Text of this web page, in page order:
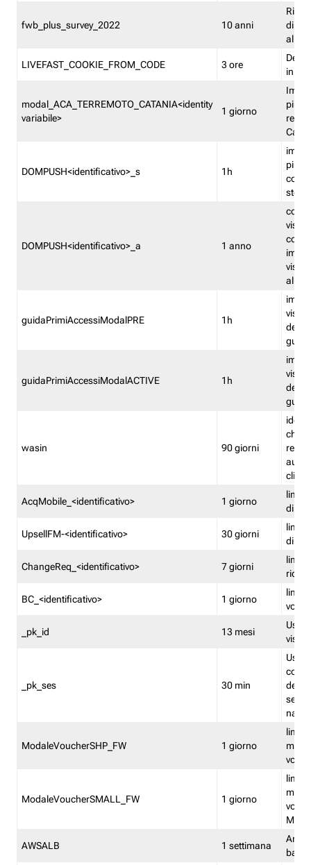
fwb_plus_survey_2022 10 anni
di
LIVEFAST_COOKIE_FROM_CODE 3 ore
in
modal_ACA_TERREMOTO_CATANIA<identity
variabile>
1 giorno
più
DOMPUSH<identificativo>_s 1h
più
DOMPUSH<identificativo>_a 1 anno
guidaPrimiAccessiModalPRE 1h
della
guidaPrimiAccessiModalACTIVE 1h
della
wasin 90 giorni
che
rete
clienti
AcqMobile_<identificativo> 1 giorno
limita
di
UpsellFM-<identificativo> 30 giorni
limita
di
ChangeReq_<identificativo> 7 giorni
limita
BC_<identificativo> 1 giorno
limita
_pk_id 13 mesi
_pk_ses 30 min
ModaleVoucherSHP_FW 1 giorno
ModaleVoucherSMALL_FW 1 giorno
AWSALB 1 settimana